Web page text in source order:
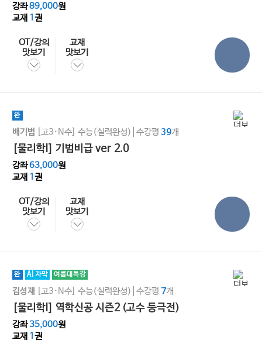
강좌89,000원
교재 1 권
OT/강의
맛보기
교재
맛보기
완
배기범 [고3·N수] 수능(실력완성) 수강평 39개
[물리학l] 기범비급 ver 2.0
강좌63,000원
교재 1 권
OT/강의
맛보기
교재
맛보기
완 AI 자막 여름대특강
김성재 [고3·N수] 수능(실력완성) 수강평 7개
[물리학I] 역학신공 시즌2 (고수 등극전)
강좌35,000원
교재 1 권